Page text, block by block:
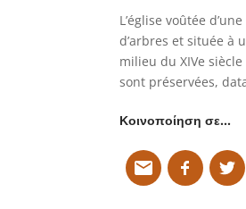
L’église voûtée
d’arbres et située à
milieu du XIVe
sont préservées,
Κοινοποίηση σε…